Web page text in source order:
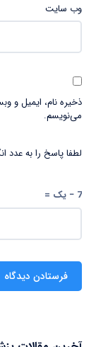
وب‌ سایت
ذخیره نام، ایمیل و
می‌نویسم.
لطفا پاسخ را به عدد
7 − یک =